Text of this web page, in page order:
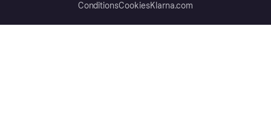
ConditionsCookiesKlarna.com